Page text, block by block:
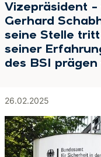
Vizepräsident
Gerhard
seine Stelle
seiner
des BSI prägen
26.02.2025